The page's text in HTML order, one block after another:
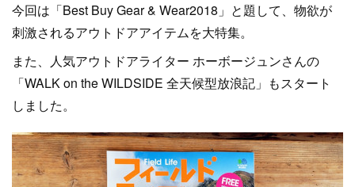
今回は「Best Buy Gear & Wear2018」と題して、物欲が
刺激されるアウトドアアイテムを大特集。
また、人気アウトドアライター ホーボージュンさんの
「WALK on the WILDSIDE 全天候型放浪記」もスタート
しました。